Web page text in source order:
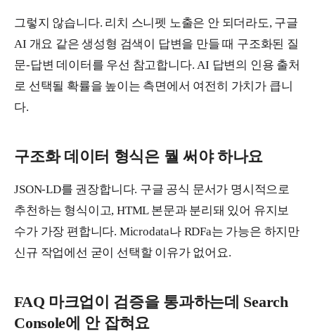
그렇지 않습니다. 리치 스니펫 노출은 안 되더라도, 구글
AI 개요 같은 생성형 검색이 답변을 만들 때 구조화된 질
문-답변 데이터를 우선 참고합니다. AI 답변의 인용 출처
로 선택될 확률을 높이는 측면에서 여전히 가치가 큽니
다.
구조화 데이터 형식은 뭘 써야 하나요
JSON-LD를 권장합니다. 구글 공식 문서가 명시적으로
추천하는 형식이고, HTML 본문과 분리돼 있어 유지보
수가 가장 편합니다. Microdata나 RDFa는 가능은 하지만
신규 작업에선 굳이 선택할 이유가 없어요.
FAQ 마크업이 검증을 통과하는데 Search
Console에 안 잡혀요